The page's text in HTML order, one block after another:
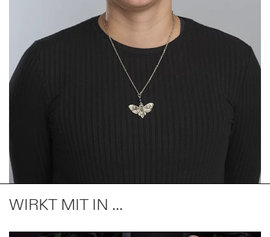
WIRKT MIT IN ...